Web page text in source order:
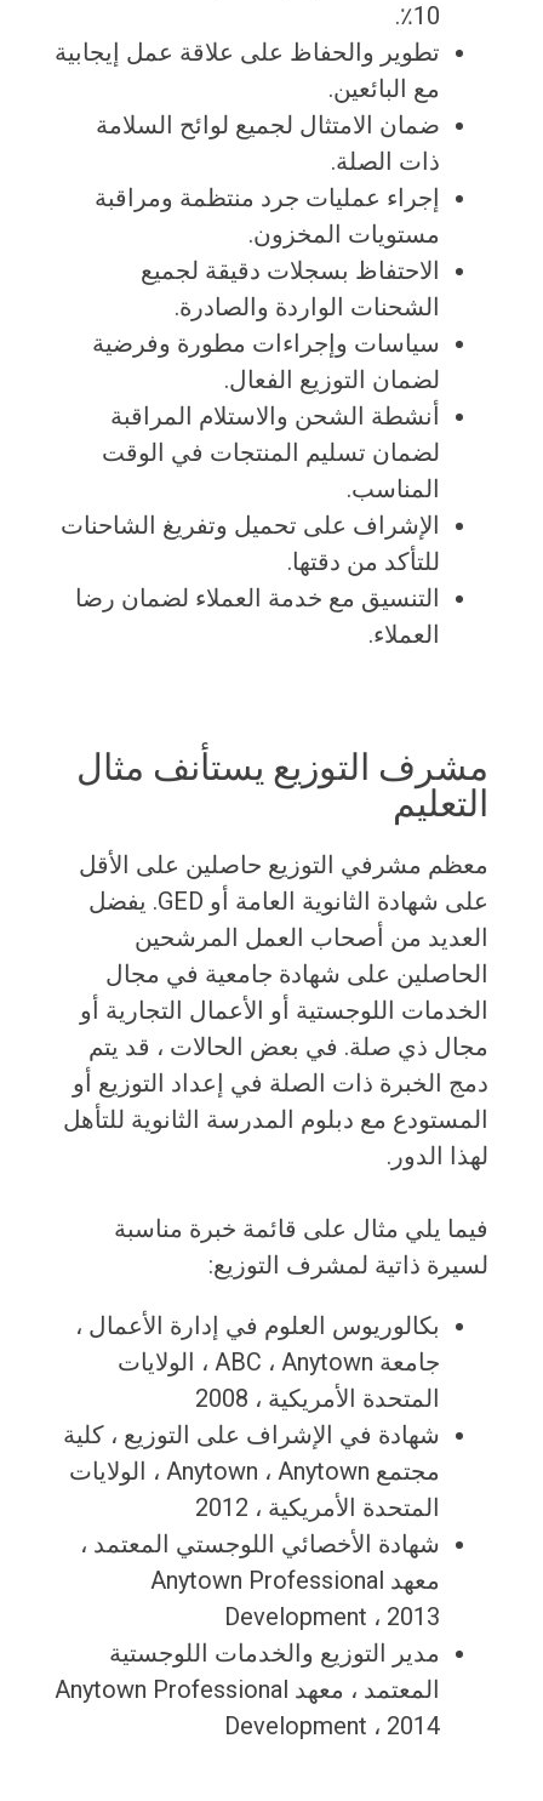
10٪.
تطوير والحفاظ على علاقة عمل إيجابية
مع البائعين.
ضمان الامتثال لجميع لوائح السلامة
ذات الصلة.
إجراء عمليات جرد منتظمة ومراقبة
مستويات المخزون.
الاحتفاظ بسجلات دقيقة لجميع
الشحنات الواردة والصادرة.
سياسات وإجراءات مطورة وفرضية
لضمان التوزيع الفعال.
أنشطة الشحن والاستلام المراقبة
لضمان تسليم المنتجات في الوقت
المناسب.
الإشراف على تحميل وتفريغ الشاحنات
للتأكد من دقتها.
التنسيق مع خدمة العملاء لضمان رضا
العملاء.
مشرف التوزيع يستأنف مثال
التعليم
معظم مشرفي التوزيع حاصلين على الأقل
على شهادة الثانوية العامة أو GED. يفضل
العديد من أصحاب العمل المرشحين
الحاصلين على شهادة جامعية في مجال
الخدمات اللوجستية أو الأعمال التجارية أو
مجال ذي صلة. في بعض الحالات ، قد يتم
دمج الخبرة ذات الصلة في إعداد التوزيع أو
المستودع مع دبلوم المدرسة الثانوية للتأهل
لهذا الدور.
فيما يلي مثال على قائمة خبرة مناسبة
لسيرة ذاتية لمشرف التوزيع:
بكالوريوس العلوم في إدارة الأعمال ،
جامعة ABC ، ​​Anytown ، الولايات
المتحدة الأمريكية ، 2008
شهادة في الإشراف على التوزيع ، كلية
مجتمع Anytown ، Anytown ، الولايات
المتحدة الأمريكية ، 2012
شهادة الأخصائي اللوجستي المعتمد ،
معهد Anytown Professional
Development ، 2013
مدير التوزيع والخدمات اللوجستية
المعتمد ، معهد Anytown Professional
Development ، 2014